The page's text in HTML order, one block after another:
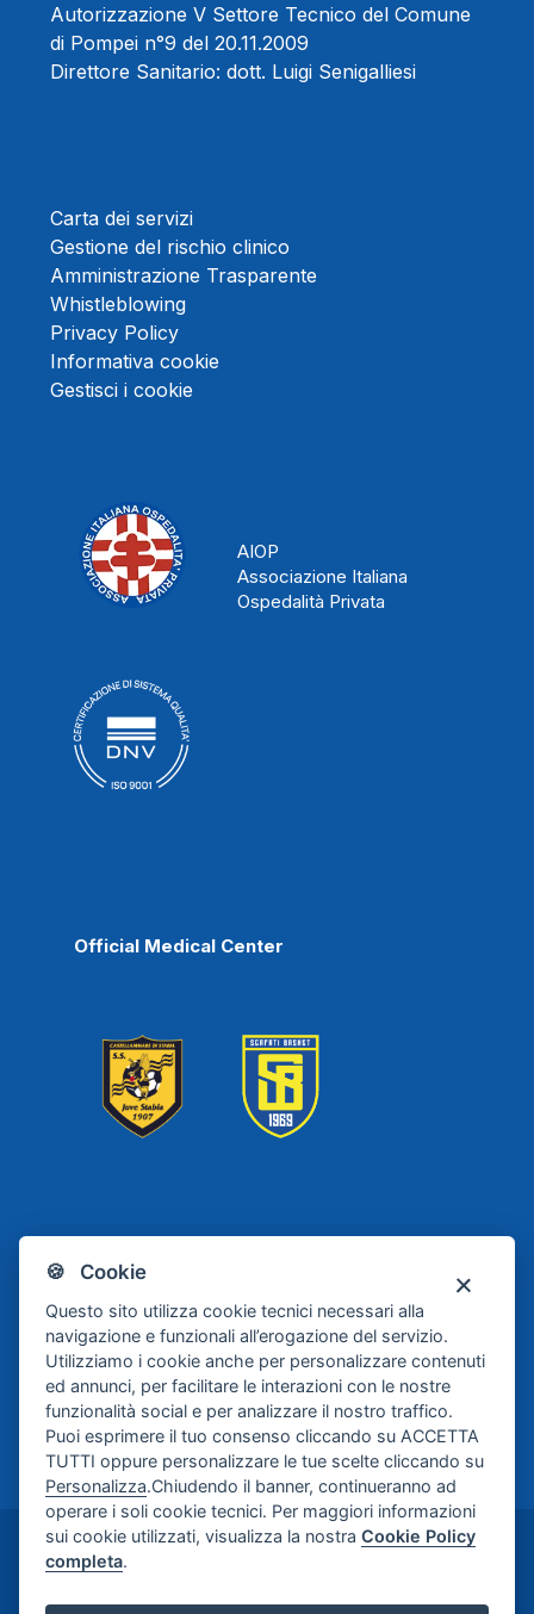
🍪 Cookie
Questo sito utilizza cookie tecnici necessari alla
navigazione e funzionali all’erogazione del servizio.
Utilizziamo i cookie anche per personalizzare contenuti
ed annunci, per facilitare le interazioni con le nostre
funzionalità social e per analizzare il nostro traffico.
Puoi esprimere il tuo consenso cliccando su ACCETTA
TUTTI oppure personalizzare le tue scelte cliccando su
Personalizza.Chiudendo il banner, continueranno ad
operare i soli cookie tecnici. Per maggiori informazioni
sui cookie utilizzati, visualizza la nostraCookie Policy
completa.
Autorizzazione V Settore Tecnico del Comune
di Pompei n°9 del 20.11.2009
Direttore Sanitario: dott. Luigi Senigalliesi
Carta dei servizi
Gestione del rischio clinico
Amministrazione Trasparente
Whistleblowing
Privacy Policy
Informativa cookie
Gestisci i cookie
AIOP
Associazione Italiana
Ospedalità Privata
Official Medical Center
Juve Stabia
©2024-2026 Casa di Cura Maria Rosaria S.p.A. -